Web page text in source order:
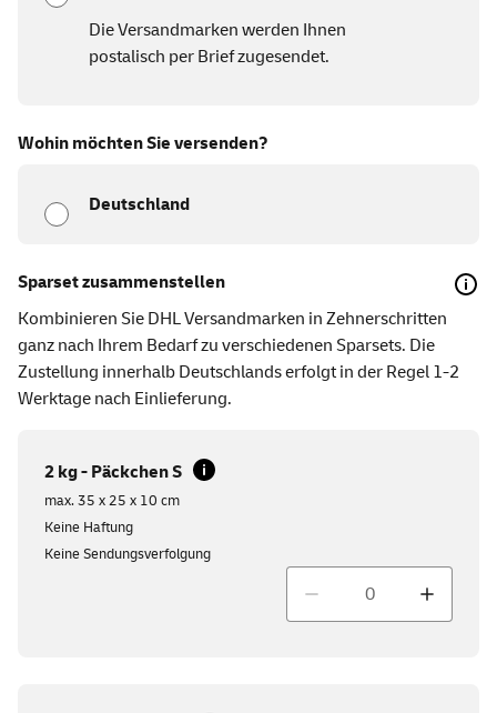
Die Versandmarken werden Ihnen
postalisch per Brief zugesendet.
Wohin möchten Sie versenden?
Deutschland
Sparset zusammenstellen
Kombinieren Sie DHL Versandmarken in Zehnerschritten
ganz nach Ihrem Bedarf zu verschiedenen Sparsets. Die
Zustellung innerhalb Deutschlands erfolgt in der Regel 1-2
Werktage nach Einlieferung.
2 kg - Päckchen S
max. 35 x 25 x 10 cm
Keine Haftung
Keine Sendungsverfolgung